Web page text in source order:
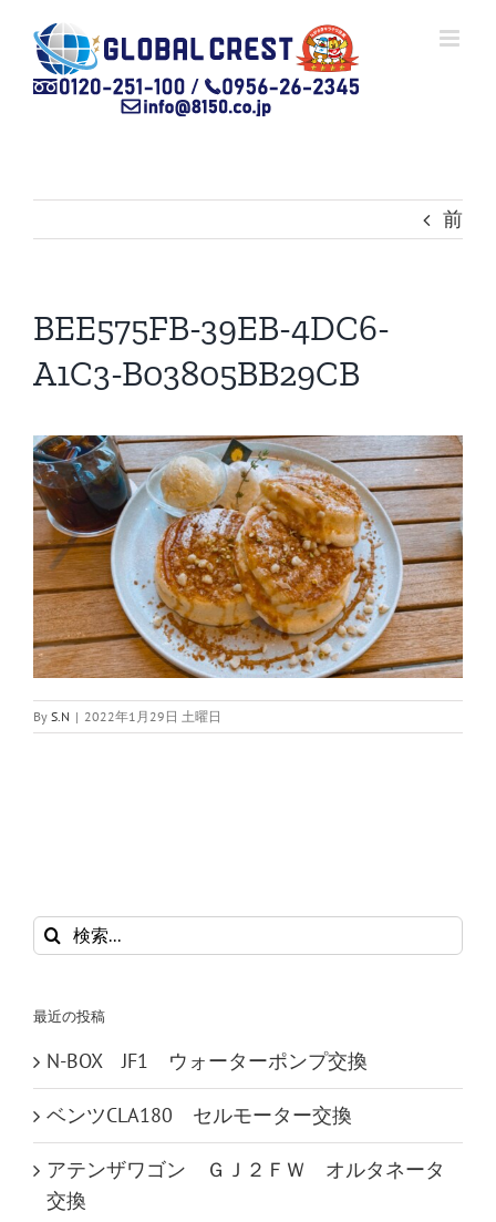
content
前
BEE575FB-39EB-4DC6-
A1C3-B03805BB29CB
By S.N | 2022年1月29日 土曜日
検
索
最近の投稿
N-BOX JF1 ウォーターポンプ交換
ベンツCLA180 セルモーター交換
アテンザワゴン ＧＪ２ＦＷ オルタネータ
交換